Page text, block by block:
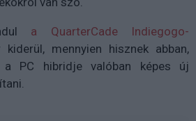
a QuarterCade Indiegogo-
mennyien hisznek abban,
PC hibridje valóban képes új